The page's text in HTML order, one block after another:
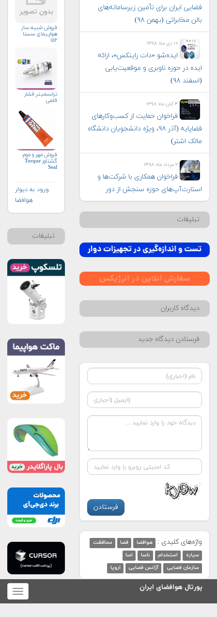
فضایی ایران برای تأمین زیرسامانه‌های
بالن مخابراتی (بهمن ۹۸)
۱۰ دی ماه ۱۳۹۸
ایده‌شو «دات راینکس»، ارائه
ایده در حوزه ناوبری و موقعیت‌یابی
(اسفند ۹۸)
۴ آبان ماه ۱۳۹۸
فراخوان حمایت از کسب‌وکارهای
فضاپایه (آذر ۹۸، ویژه دانشجویان دانشگاه
مالک اشتر)
۲ مرداد ماه ۱۳۹۸
فراخوان همکاری با شرکت‌ها و
استارت‌‌آپ‌‌های حوزه سنجش از دور
تبلیغات
دیدگاه کاربران
فرستادن دیدگاه جدید
واژه‌های کلیدی : هوافضا فضا
محافظت
سیاره
استخدام ناسا
اسا
سازمان فضایی
آژانس فضایی اروپا
فروش شبیه ساز
هواپیمای سسنا
۱۵۲
ترانسمیتر فشار
قلمی
فروش مهر و موم
گشتاور Torque
Seal
ورود به دیوار
هوافضا
تبلیغات
برای
نمایش
پورتال هوافضای ایران